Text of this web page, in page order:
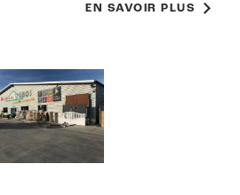
EN SAVOIR PLUS